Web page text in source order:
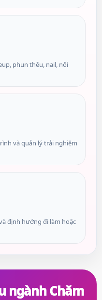
phun thêu, nail, nối
và quản lý trải nghiệm
định hướng đi làm hoặc
ngành Chăm